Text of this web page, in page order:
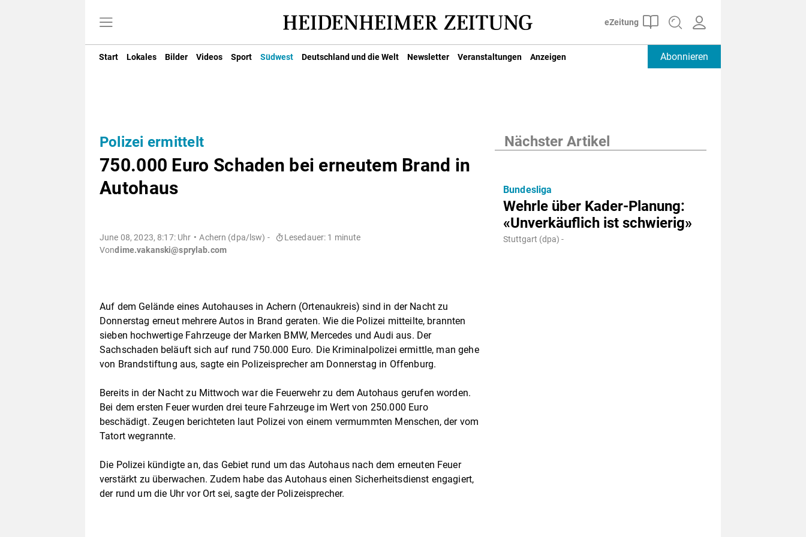
Start Lokales Bilder Videos Sport Südwest Deutschland und die Welt Newsletter Veranstaltungen Anzeigen Abonnieren
Polizei ermittelt
750.000 Euro Schaden bei erneutem Brand in
Autohaus
June 08, 2023, 8:17: Uhr Achern (dpa/lsw) -
Lesedauer: 1 minute
Vondime.vakanski@sprylab.com
Auf dem Gelände eines Autohauses in Achern (Ortenaukreis) sind in der Nacht zu
Donnerstag erneut mehrere Autos in Brand geraten. Wie die Polizei mitteilte, brannten
sieben hochwertige Fahrzeuge der Marken BMW, Mercedes und Audi aus. Der
Sachschaden beläuft sich auf rund 750.000 Euro. Die Kriminalpolizei ermittle, man gehe
von Brandstiftung aus, sagte ein Polizeisprecher am Donnerstag in Offenburg.
Bereits in der Nacht zu Mittwoch war die Feuerwehr zu dem Autohaus gerufen worden.
Bei dem ersten Feuer wurden drei teure Fahrzeuge im Wert von 250.000 Euro
beschädigt. Zeugen berichteten laut Polizei von einem vermummten Menschen, der vom
Tatort wegrannte.
Die Polizei kündigte an, das Gebiet rund um das Autohaus nach dem erneuten Feuer
verstärkt zu überwachen. Zudem habe das Autohaus einen Sicherheitsdienst engagiert,
der rund um die Uhr vor Ort sei, sagte der Polizeisprecher.
Nächster Artikel
Wehrle über Kader-Planung:
«Unverkäuflich ist schwierig»
Bundesliga
Stuttgart (dpa) -